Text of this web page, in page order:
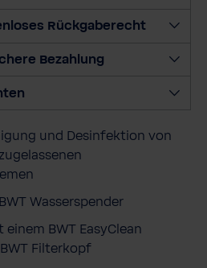
e
g
Rückgaberecht
Bezahlung
und Desinfektion von
Wasserspender
BWT EasyClean
Filterkopf